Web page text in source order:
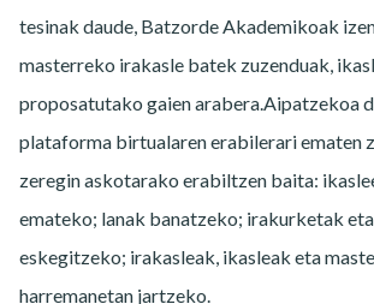
tesinak daude, Batzorde Akademikoak
masterreko irakasle batek zuzenduak,
proposatutako gaien arabera.Aipatzekoa
plataforma birtualaren erabilerari ematen
zeregin askotarako erabiltzen baita:
emateko; lanak banatzeko; irakurketak
eskegitzeko; irakasleak, ikasleak eta
harremanetan jartzeko.